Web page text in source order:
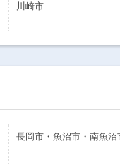
川崎市
長岡市・魚沼市・南魚沼